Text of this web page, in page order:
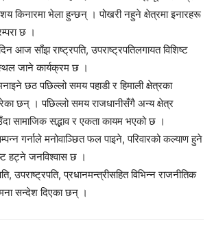
किनारमा भेला हुन्छन् । पोखरी नहुने क्षेत्रमा इनारहरू
छ ।
आज साँझ राष्ट्रपति, उपराष्ट्रपतिलगायत विशिष्ट
जाने कार्यक्रम छ ।
छठ पछिल्लो समय पहाडी र हिमाली क्षेत्रका
छन् । पछिल्लो समय राजधानीसँगै अन्य क्षेत्र
सामाजिक सद्भाव र एकता कायम भएको छ ।
गर्नाले मनोवाञ्छित फल पाइने, परिवारको कल्याण हुने
हट्ने जनविश्वास छ ।
उपराष्ट्रपति, प्रधानमन्त्रीसहित विभिन्न राजनीतिक
सन्देश दिएका छन् ।